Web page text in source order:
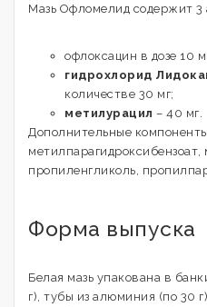
Мазь Офломелид содержит 3
офлоксацин в дозе 10
гидрохлорид
количестве 30 мг;
метилурацил – 40 мг.
Дополнительные
метилпарагидроксибензоат,
пропиленгликоль,
Форма выпуска
Белая мазь упакована в
г), тубы из алюминия (по 30